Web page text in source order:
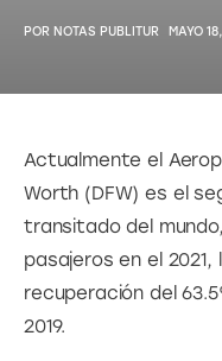
POR NOTAS PUBLITUR MAYO
Actualmente el
Worth (DFW) es el
transitado del
pasajeros en el
recuperación del
2019.